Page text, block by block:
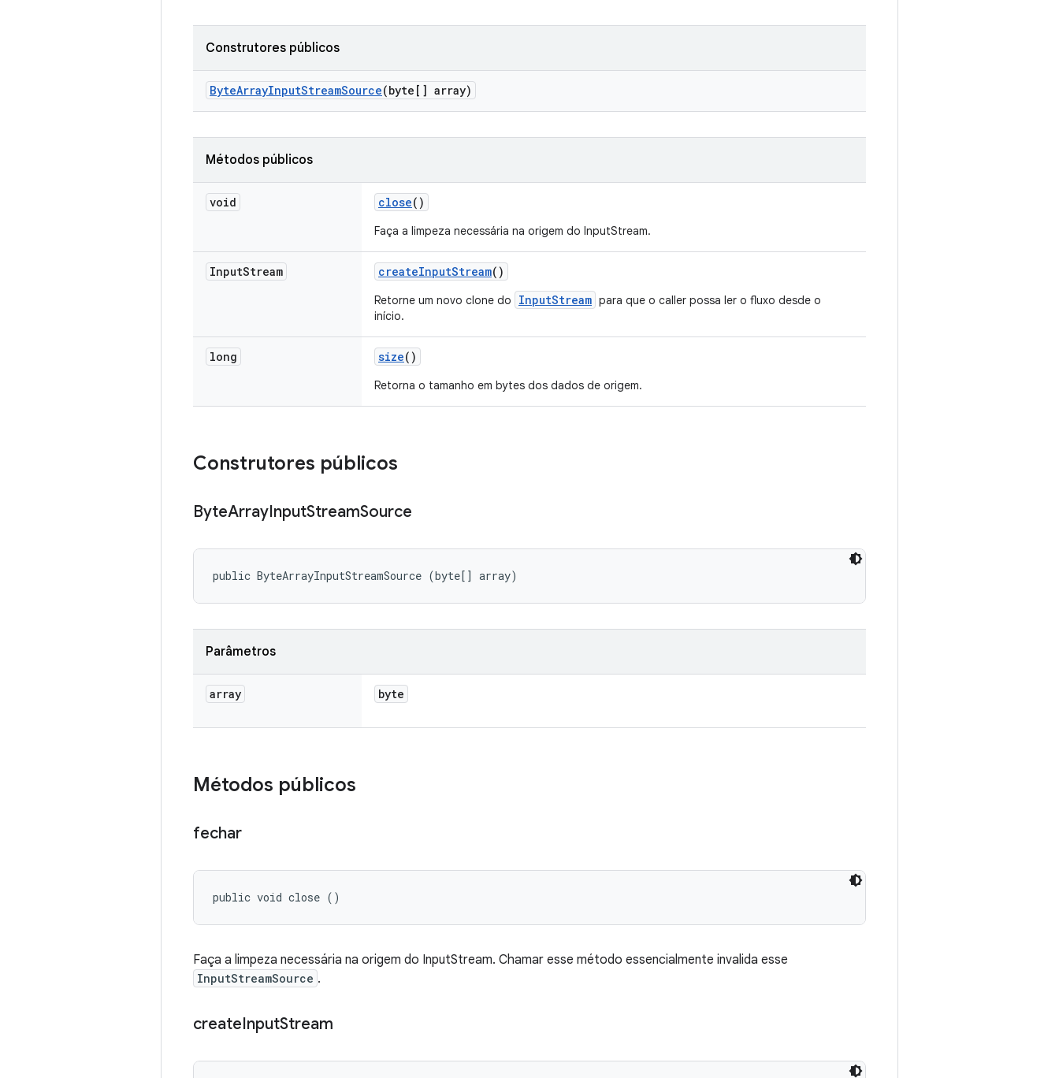
Construtores públicos
ByteArrayInputStreamSource(byte[] array)
Métodos públicos
void close()
Faça a limpeza necessária na origem do InputStream.
InputStream createInputStream()
Retorne um novo clone do InputStream para que o caller possa ler o fluxo desde o
início.
long size()
Retorna o tamanho em bytes dos dados de origem.
Construtores públicos
ByteArrayInputStreamSource
public ByteArrayInputStreamSource (byte[] array)
Parâmetros
array byte
Métodos públicos
fechar
public void close ()
Faça a limpeza necessária na origem do InputStream. Chamar esse método essencialmente invalida esse
InputStreamSource .
createInputStream